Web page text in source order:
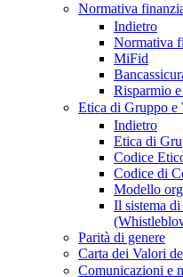
Normativa
Indietro
Normativa
MiFid
Risparmio
Etica di Gruppo
Indietro
Etica di
Codice
Codice di
Modello
Il sistema
Parità di genere
Carta dei Valori
Comunicazioni e